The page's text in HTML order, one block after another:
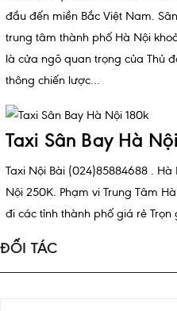
đầu đến miền Bắc Việt Nam.
trung tâm thành phố Hà Nội
là cửa ngõ quan trọng của Thủ
thông chiến lược…
Taxi Sân Bay Hà
Taxi Nội Bài (024)85884688 . Hà
Nội 250K. Phạm vi Trung Tâm
đi các tỉnh thành phố giá rẻ Trọn
ĐỐI TÁC